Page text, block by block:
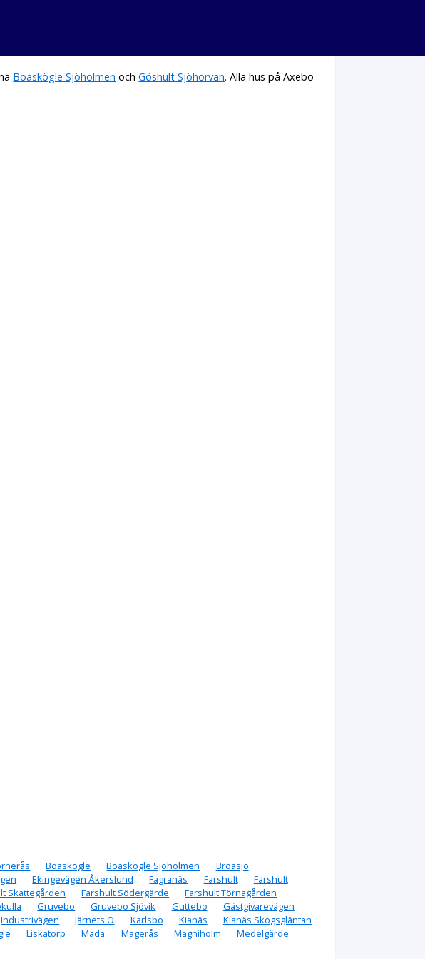
Boaskögle Sjöholmen ochGöshult Sjöhorvan. Alla hus på Axebo
Boaskögle Boaskögle Sjöholmen
Broasjö
Ekingevägen Åkerslund Fagranäs Farshult
Farshult
Skattegården Farshult Södergärde
Farshult Törnagården
Gruvebo Gruvebo Sjövik Guttebo
Gästgivarevägen
Industrivägen Järnets Ö Karlsbo Kianäs
Kianäs Skogsgläntan
Liskatorp Mada Magerås Magniholm
Medelgärde